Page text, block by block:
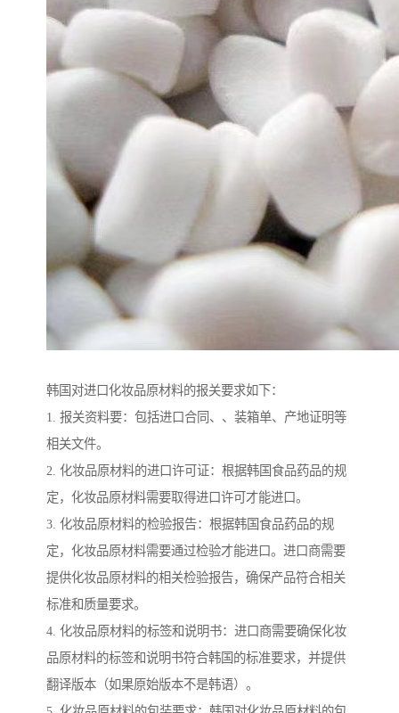
韩国对进口化妆品原材料的报关要求如下：
1. 报关资料要：包括进口合同、、装箱单、产地证明等
相关文件。
2. 化妆品原材料的进口许可证：根据韩国食品药品的规
定，化妆品原材料需要取得进口许可才能进口。
3. 化妆品原材料的检验报告：根据韩国食品药品的规
定，化妆品原材料需要通过检验才能进口。进口商需要
提供化妆品原材料的相关检验报告，确保产品符合相关
标准和质量要求。
4. 化妆品原材料的标签和说明书：进口商需要确保化妆
品原材料的标签和说明书符合韩国的标准要求，并提供
翻译版本（如果原始版本不是韩语）。